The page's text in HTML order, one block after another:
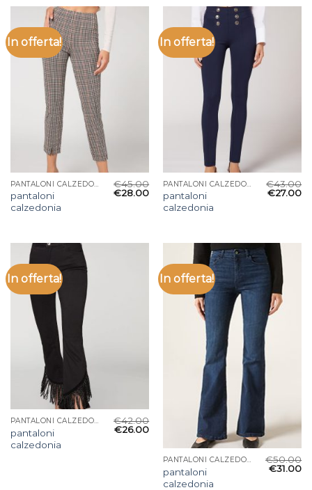
In offerta!
PANTALONI CALZEDONIA
pantaloni
calzedonia
€45.00
€28.00
In offerta!
PANTALONI CALZEDONIA
pantaloni
calzedonia
€43.00
€27.00
In offerta!
PANTALONI CALZEDONIA
pantaloni
calzedonia
€42.00
€26.00
In offerta!
PANTALONI CALZEDONIA
pantaloni
calzedonia
€50.00
€31.00